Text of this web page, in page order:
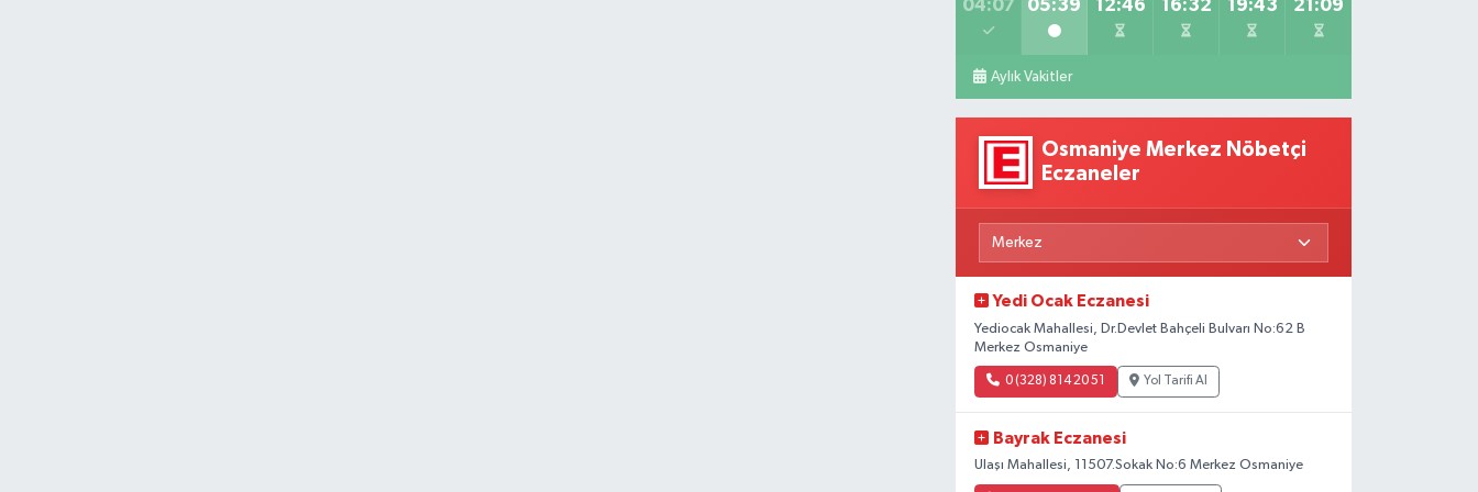
04:07 05:39 12:46 16:32 19:43 21:09
Aylık Vakitler
Osmaniye Merkez Nöbetçi
Eczaneler
Yedi Ocak Eczanesi
Yediocak Mahallesi, Dr.Devlet Bahçeli Bulvarı No:62 B
Merkez Osmaniye
0 (328) 814 20 51 Yol Tarifi Al
Bayrak Eczanesi
Ulaşı Mahallesi, 11507.Sokak No:6 Merkez Osmaniye